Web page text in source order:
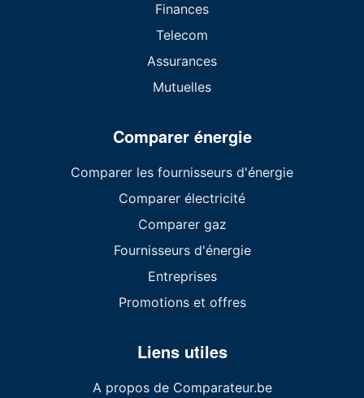
Finances
Telecom
Assurances
Mutuelles
Comparer énergie
Comparer les fournisseurs d'énergie
Comparer électricité
Comparer gaz
Fournisseurs d'énergie
Entreprises
Promotions et offres
Liens utiles
A propos de Comparateur.be